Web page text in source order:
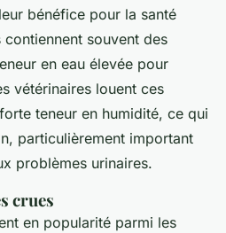
bénéfice pour la santé
souvent des
en eau élevée pour
vétérinaires louent ces
teneur en humidité, ce qui
particulièrement important
problèmes urinaires.
crues
en popularité parmi les